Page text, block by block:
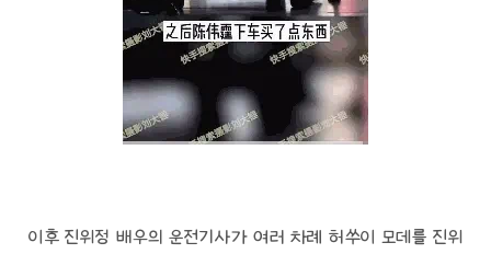
이후 진위정 배우의 운전기사가 여러 차례 허쑤이 모데를 진위